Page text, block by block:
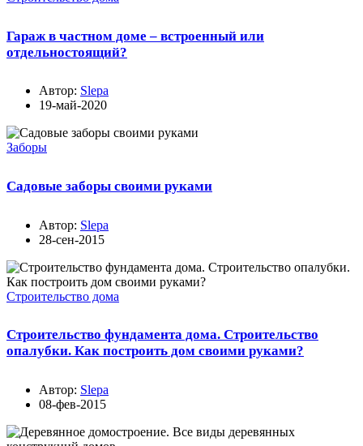
Гараж в частном доме – встроенный или
отдельностоящий?
Автор: Slepa
19-май-2020
Заборы
Садовые заборы своими руками
Автор: Slepa
28-сен-2015
Строительство дома
Строительство фундамента дома. Строительство
опалубки. Как построить дом своими руками?
Автор: Slepa
08-фев-2015